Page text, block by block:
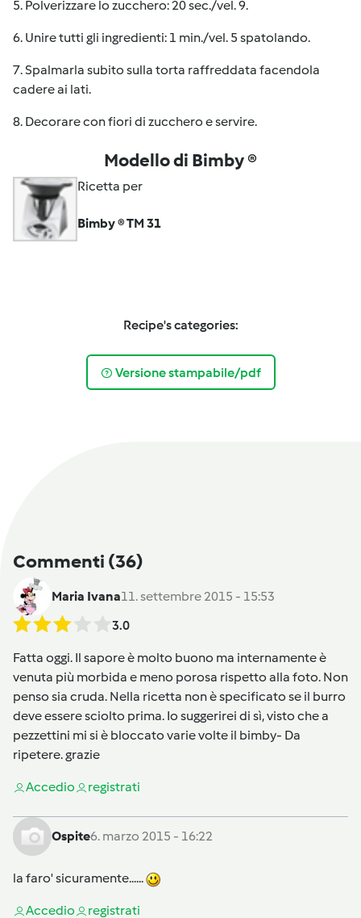
5. Polverizzare lo zucchero: 20 sec./vel. 9.
6. Unire tutti gli ingredienti: 1 min./vel. 5 spatolando.
7. Spalmarla subito sulla torta raffreddata facendola
cadere ai lati.
8. Decorare con fiori di zucchero e servire.
Modello di Bimby ®
Ricetta per
Bimby ® TM 31
Recipe's categories:
Versione stampabile/pdf
Commenti (36)
Maria Ivana11. settembre 2015 - 15:53
3.0
Fatta oggi. Il sapore è molto buono ma internamente è
venuta più morbida e meno porosa rispetto alla foto. Non
penso sia cruda. Nella ricetta non è specificato se il burro
deve essere sciolto prima. Io suggerirei di sì, visto che a
pezzettini mi si è bloccato varie volte il bimby- Da
ripetere. grazie
Accedio registrati
Ospite6. marzo 2015 - 16:22
la faro' sicuramente......
Accedio registrati